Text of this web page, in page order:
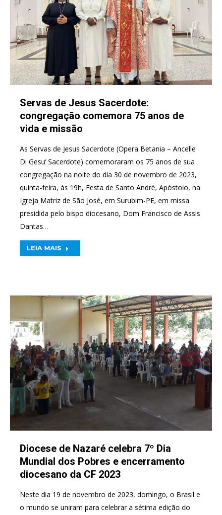
Servas de Jesus Sacerdote:
congregação comemora 75 anos de
vida e missão
As Servas de Jesus Sacerdote (Opera Betania – Ancelle
Di Gesu’ Sacerdote) comemoraram os 75 anos de sua
congregação na noite do dia 30 de novembro de 2023,
quinta-feira, às 19h, Festa de Santo André, Apóstolo, na
Igreja Matriz de São José, em Surubim-PE, em missa
presidida pelo bispo diocesano, Dom Francisco de Assis
Dantas…
LEIA MAIS
Diocese de Nazaré celebra 7º Dia
Mundial dos Pobres e encerramento
diocesano da CF 2023
Neste dia 19 de novembro de 2023, domingo, o Brasil e
o mundo se uniram para celebrar a sétima edição do